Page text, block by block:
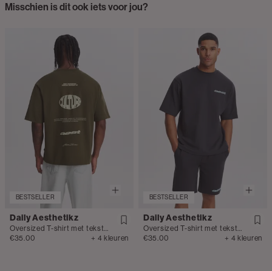
Misschien is dit ook iets voor jou?
BESTSELLER
Daily Aesthetikz
€35.00
+ 4 kleuren
BESTSELLER
Daily Aesthetikz
€35.00
+ 4 kleuren